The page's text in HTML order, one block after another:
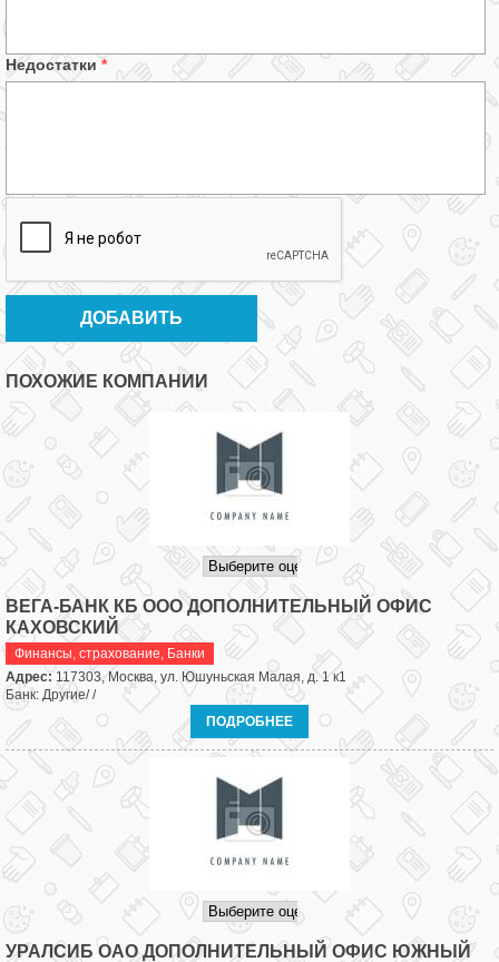
Недостатки *
ПОХОЖИЕ КОМПАНИИ
ВЕГА-БАНК КБ ООО ДОПОЛНИТЕЛЬНЫЙ ОФИС
КАХОВСКИЙ
Финансы, страхование, Банки
Адрес: 117303, Москва, ул. Юшуньская Малая, д. 1 к1
Банк: Другие/ /
ПОДРОБНЕЕ
УРАЛСИБ ОАО ДОПОЛНИТЕЛЬНЫЙ ОФИС ЮЖНЫЙ